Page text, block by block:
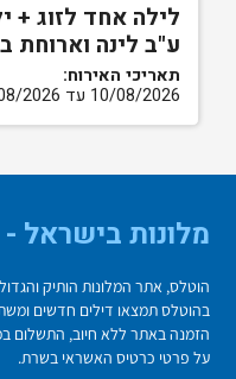
לילה אחד לזוג +
ע"ב לינה וארוחת
תאריכי האירוח:
10/08/2026 עד 31/08/2026
מלונות בישראל
הוטלס, אתר המלונות הותיק
בהוטלס תמצאו דילים חדשים
על פרטי כרטיס האשראי בשרת.